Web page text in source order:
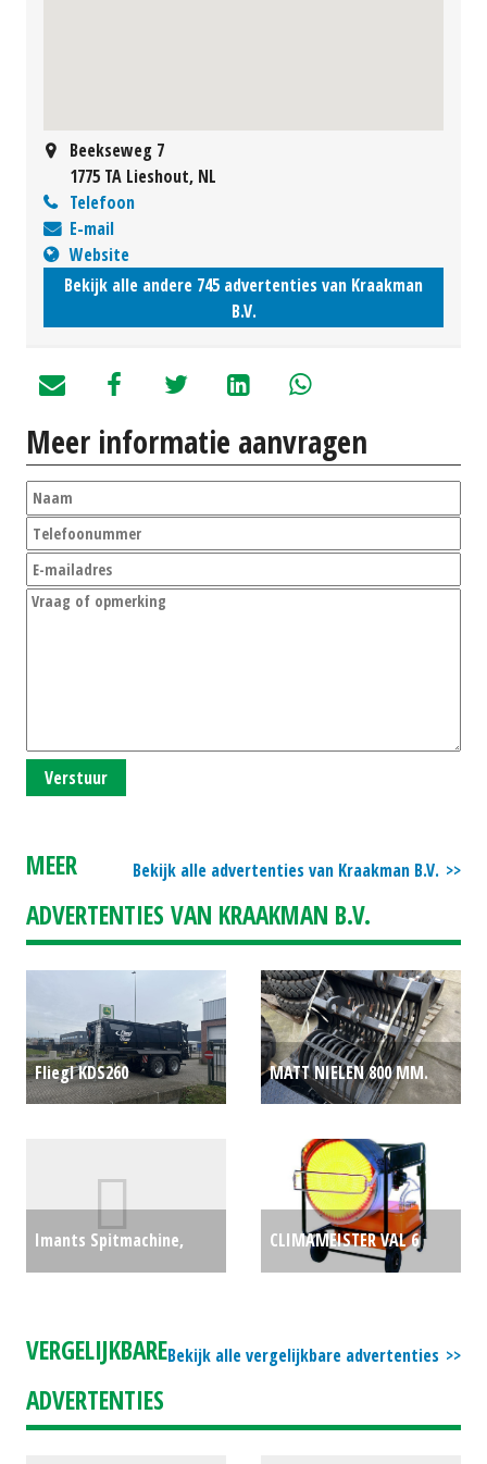
Beekseweg 7
1775 TA Lieshout, NL
Telefoon
E-mail
Website
Bekijk alle andere 745 advertenties van Kraakman
B.V.
Meer informatie aanvragen
Verstuur
Bekijk alle advertenties van Kraakman B.V.
MEER
ADVERTENTIES VAN KRAAKMAN B.V.
Fliegl KDS260
MATT NIELEN 800 MM.
Imants Spitmachine,
CLIMAMEISTER VAL 6
Bekijk alle vergelijkbare advertenties
VERGELIJKBARE
ADVERTENTIES